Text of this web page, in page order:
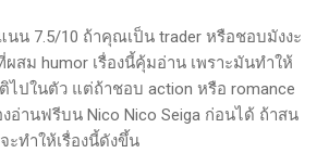
นน 7.5/10 ถ้าคุณเป็น trader หรือชอบมังงะ
ผสม humor เรื่องนี้คุ้มอ่าน เพราะมันทำให้
ไปในตัว แต่ถ้าชอบ action หรือ romance
อ่านฟรีบน Nico Nico Seiga ก่อนได้ ถ้าสน
ะทำให้เรื่องนี้ดังขึ้น